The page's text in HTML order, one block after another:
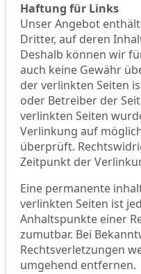
Haftung für Links
Unser Angebot
Dritter, auf deren
Deshalb können wir
auch keine Gewähr
der verlinkten Seiten
oder Betreiber der
verlinkten Seiten
Verlinkung auf
überprüft.
Zeitpunkt der
Eine permanente
verlinkten Seiten ist
Anhaltspunkte einer
zumutbar. Bei
Rechtsverletzungen
umgehend entfernen.